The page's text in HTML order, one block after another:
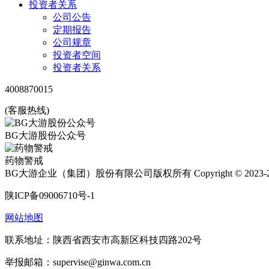
投资者关系
公司公告
定期报告
公司规章
投资者空间
投资者关系
4008870015
(客服热线)
BG大游股份公众号
药物警戒
BG大游企业（集团）股份有限公司版权所有 Copyright © 2023-
陕ICP备09006710号-1
网站地图
联系地址：陕西省西安市高新区科技四路202号
举报邮箱：supervise@ginwa.com.cn